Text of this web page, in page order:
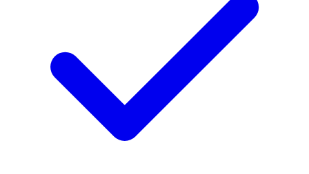
基於信仰的喪親支援
對於父親